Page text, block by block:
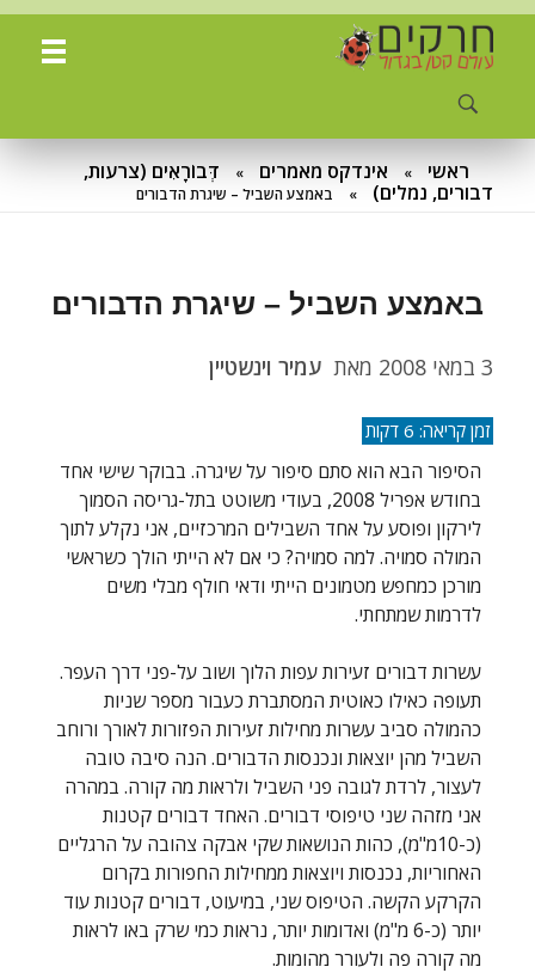
חרקים - עולם קטן בגדול
ראשי » אינדקס מאמרים »
דְּבוֹרָאִים (צרעות,
דבורים, נמלים)
» באמצע השביל – שיגרת הדבורים
באמצע השביל – שיגרת הדבורים
3 במאי 2008 מאת עמיר וינשטיין
הסיפור הבא הוא סתם סיפור על שיגרה. בבוקר שישי אחד
בחודש אפריל 2008, בעודי משוטט בתל-גריסה הסמוך
לירקון ופוסע על אחד השבילים המרכזיים, אני נקלע לתוך
המולה סמויה. למה סמויה? כי אם לא הייתי הולך כשראשי
מורכן כמחפש מטמונים הייתי ודאי חולף מבלי משים
לדרמות שמתחתי.
עשרות דבורים זעירות עפות הלוך ושוב על-פני דרך העפר.
תעופה כאילו כאוטית המסתברת כעבור מספר שניות
כהמולה סביב עשרות מחילות זעירות הפזורות לאורך ורוחב
השביל מהן יוצאות ונכנסות הדבורים. הנה סיבה טובה
לעצור, לרדת לגובה פני השביל ולראות מה קורה. במהרה
אני מזהה שני טיפוסי דבורים. האחד דבורים קטנות
(כ-10מ"מ), כהות הנושאות שקי אבקה צהובה על הרגליים
האחוריות, נכנסות ויוצאות ממחילות החפורות בקרום
הקרקע הקשה. הטיפוס שני, במיעוט, דבורים קטנות עוד
יותר (כ-6 מ"מ) ואדומות יותר, נראות כמי שרק באו לראות
מה קורה פה ולעורר מהומות.